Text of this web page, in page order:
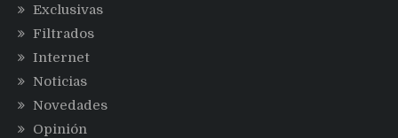
Exclusivas
Filtrados
Internet
Noticias
Novedades
Opinión